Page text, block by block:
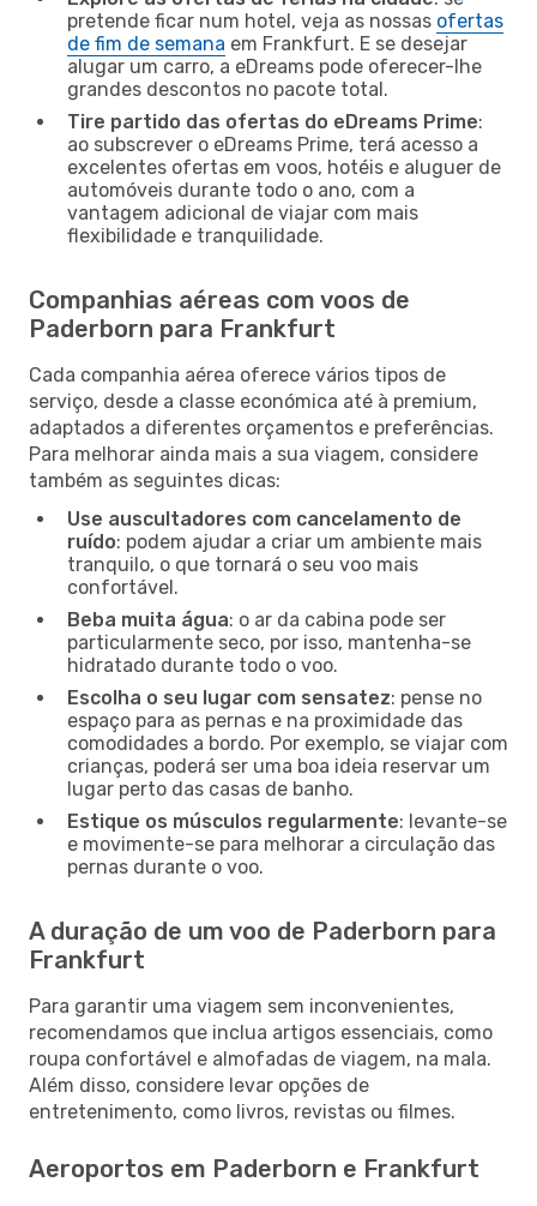
pretende ficar num hotel, veja as nossas ofertas
de fim de semana em Frankfurt. E se desejar
alugar um carro, a eDreams pode oferecer-lhe
grandes descontos no pacote total.
Tire partido das ofertas do eDreams Prime:
ao subscrever o eDreams Prime, terá acesso a
excelentes ofertas em voos, hotéis e aluguer de
automóveis durante todo o ano, com a
vantagem adicional de viajar com mais
flexibilidade e tranquilidade.
Companhias aéreas com voos de
Paderborn para Frankfurt
Cada companhia aérea oferece vários tipos de
serviço, desde a classe económica até à premium,
adaptados a diferentes orçamentos e preferências.
Para melhorar ainda mais a sua viagem, considere
também as seguintes dicas:
Use auscultadores com cancelamento de
ruído: podem ajudar a criar um ambiente mais
tranquilo, o que tornará o seu voo mais
confortável.
Beba muita água: o ar da cabina pode ser
particularmente seco, por isso, mantenha-se
hidratado durante todo o voo.
Escolha o seu lugar com sensatez: pense no
espaço para as pernas e na proximidade das
comodidades a bordo. Por exemplo, se viajar com
crianças, poderá ser uma boa ideia reservar um
lugar perto das casas de banho.
Estique os músculos regularmente: levante-se
e movimente-se para melhorar a circulação das
pernas durante o voo.
A duração de um voo de Paderborn para
Frankfurt
Para garantir uma viagem sem inconvenientes,
recomendamos que inclua artigos essenciais, como
roupa confortável e almofadas de viagem, na mala.
Além disso, considere levar opções de
entretenimento, como livros, revistas ou filmes.
Aeroportos em Paderborn e Frankfurt